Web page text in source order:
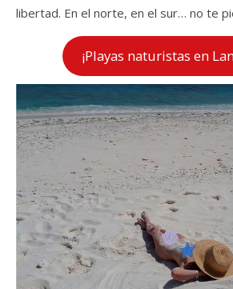
libertad. En el norte, en el sur… no te
¡Playas naturistas en